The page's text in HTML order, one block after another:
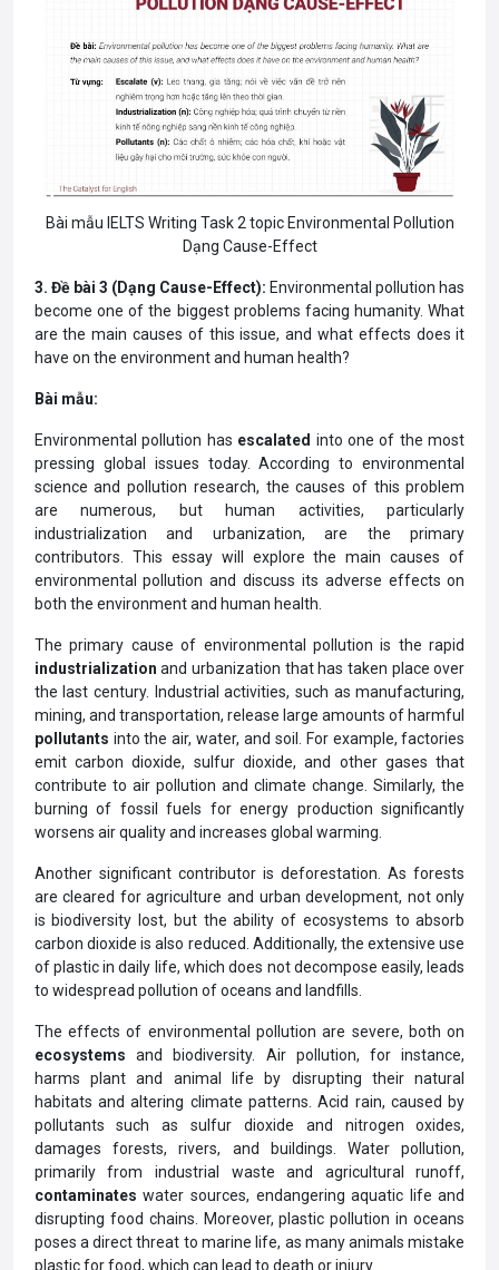
Bài mẫu IELTS Writing Task 2 topic Environmental Pollution
Dạng Cause-Effect
3. Đề bài 3 (Dạng Cause-Effect): Environmental pollution has
become one of the biggest problems facing humanity. What
are the main causes of this issue, and what effects does it
have on the environment and human health?
Bài mẫu:
Environmental pollution has escalated into one of the most
pressing global issues today. According to environmental
science and pollution research, the causes of this problem
are numerous, but human activities, particularly
industrialization and urbanization, are the primary
contributors. This essay will explore the main causes of
environmental pollution and discuss its adverse effects on
both the environment and human health.
The primary cause of environmental pollution is the rapid
industrialization and urbanization that has taken place over
the last century. Industrial activities, such as manufacturing,
mining, and transportation, release large amounts of harmful
pollutants into the air, water, and soil. For example, factories
emit carbon dioxide, sulfur dioxide, and other gases that
contribute to air pollution and climate change. Similarly, the
burning of fossil fuels for energy production significantly
worsens air quality and increases global warming.
Another significant contributor is deforestation. As forests
are cleared for agriculture and urban development, not only
is biodiversity lost, but the ability of ecosystems to absorb
carbon dioxide is also reduced. Additionally, the extensive use
of plastic in daily life, which does not decompose easily, leads
to widespread pollution of oceans and landfills.
The effects of environmental pollution are severe, both on
ecosystems and biodiversity. Air pollution, for instance,
harms plant and animal life by disrupting their natural
habitats and altering climate patterns. Acid rain, caused by
pollutants such as sulfur dioxide and nitrogen oxides,
damages forests, rivers, and buildings. Water pollution,
primarily from industrial waste and agricultural runoff,
contaminates water sources, endangering aquatic life and
disrupting food chains. Moreover, plastic pollution in oceans
poses a direct threat to marine life, as many animals mistake
plastic for food, which can lead to death or injury.